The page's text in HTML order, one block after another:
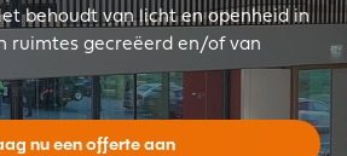
behoudt van licht en openheid in
ruimtes gecreëerd en/of van
nu een offerte aan